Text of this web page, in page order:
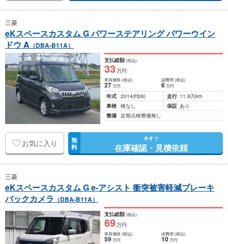
三菱
eKスペースカスタム G パワーステアリング パワーウイン
ドウ A （DBA-B11A）
支払総額(税込)
33万円
車両価格(税込)
27万円
諸費用 (税込)
6 万円
年式 2014(H26) 走行 11.9万km
車検 検なし 保証 あり
整備 定期点検整備無し
お気に入り 無
料
今すぐ
在庫確認・見積依頼
三菱
eKスペースカスタム G e-アシスト 衝突被害軽減ブレーキ
バックカメラ （DBA-B11A）
支払総額(税込)
69万円
車両価格(税込)
59万円
諸費用 (税込)
10 万円